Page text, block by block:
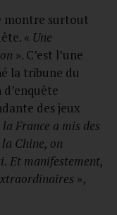
montre surtout
« Une
». C’est l’une
la tribune du
des jeux
France a mis des
Chine, on
Et manifestement,
»,